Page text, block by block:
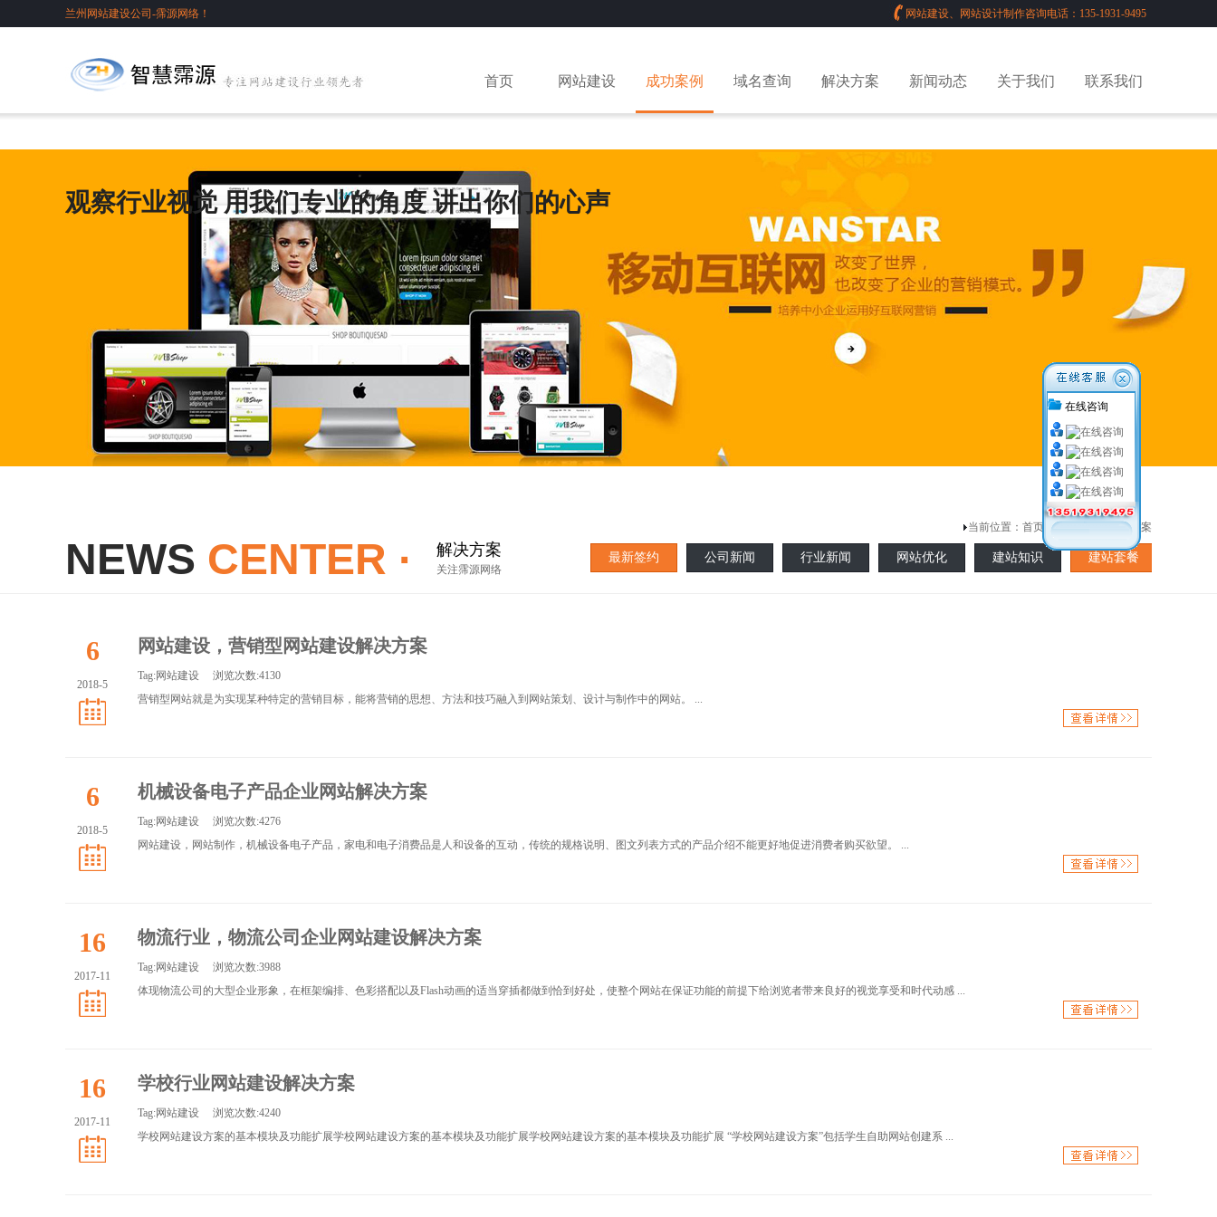
兰州网站建设公司-霈源网络！ 网站建设、网站设计制作咨询电话：135-1931-9495
首页 网站建设 成功案例 域名查询 解决方案 新闻动态 关于我们 联系我们
观察行业视觉 用我们专业的角度 讲出你们的心声
NEWS CENTER · 解决方案
关注霈源网络
当前位置： 首页 > 新闻中心 >解决方案
最新签约 公司新闻 行业新闻 网站优化 建站知识 建站套餐
6
2018-5
网站建设，营销型网站建设解决方案
Tag:网站建设 浏览次数:4130
营销型网站就是为实现某种特定的营销目标，能将营销的思想、方法和技巧融入到网站策划、设计与制作中的网站。 ...
6
2018-5
机械设备电子产品企业网站解决方案
Tag:网站建设 浏览次数:4276
网站建设，网站制作，机械设备电子产品，​家电和电子消费品是人和设备的互动，传统的规格说明、图文列表方式的产品介绍不能更好地促进消费者购买欲望。 ...
16
2017-11
物流行业，物流公司企业网站建设解决方案
Tag:网站建设 浏览次数:3988
体现物流公司的大型企业形象，在框架编排、色彩搭配以及Flash动画的适当穿插都做到恰到好处，使整个网站在保证功能的前提下给浏览者带来良好的视觉享受和时代动感 ...
16
2017-11
学校行业网站建设解决方案
Tag:网站建设 浏览次数:4240
学校网站建设方案的基本模块及功能扩展学校网站建设方案的基本模块及功能扩展学校网站建设方案的基本模块及功能扩展 “学校网站建设方案”包括学生自助网站创建系 ...
在线咨询